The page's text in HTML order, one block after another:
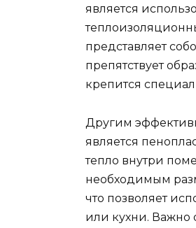
является
представляет
препятствует
крепится
Другим
является
тепло внутри
необходимым
что позволяет
или кухни. Важно